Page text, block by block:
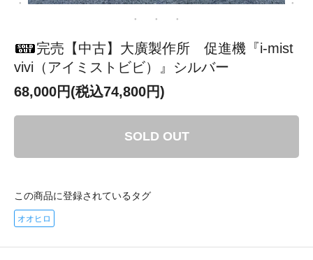
完売【中古】大廣製作所 促進機『i-mist
vivi（アイミストビビ）』シルバー
68,000円(税込74,800円)
SOLD OUT
この商品に登録されているタグ
オオヒロ